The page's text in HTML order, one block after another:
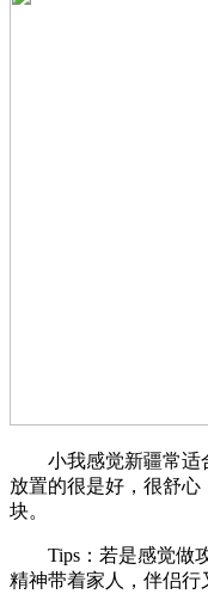
小我感觉新疆常适
放置的很是好，很舒心
块。
Tips：若是感觉做攻
精神带着家人，伴侣